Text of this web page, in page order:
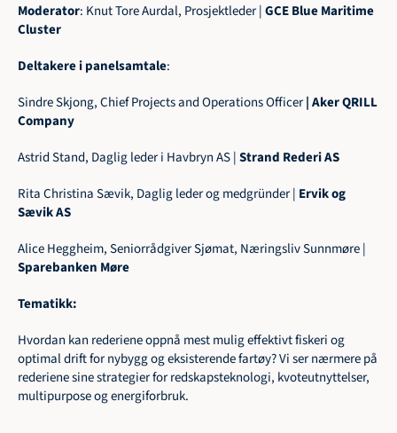
Moderator: Knut Tore Aurdal, Prosjektleder | GCE Blue Maritime
Cluster
Deltakere i panelsamtale:
Sindre Skjong, Chief Projects and Operations Officer | Aker QRILL
Company
Astrid Stand, Daglig leder i Havbryn AS | Strand Rederi AS
Rita Christina Sævik, Daglig leder og medgründer | Ervik og
Sævik AS
Sparebanken Møre
Tematikk:
Hvordan kan rederiene oppnå mest mulig effektivt fiskeri og
optimal drift for nybygg og eksisterende fartøy? Vi ser nærmere på
rederiene sine strategier for redskapsteknologi, kvoteutnyttelser,
multipurpose og energiforbruk.